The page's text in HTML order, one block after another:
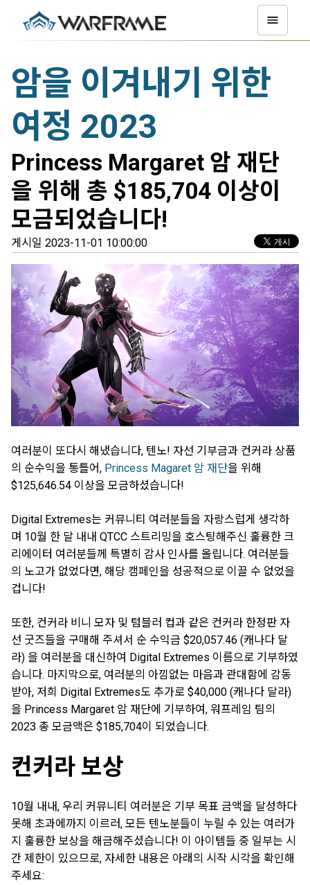
암을 이겨내기 위한
여정 2023
Princess Margaret 암 재단
을 위해 총 $185,704 이상이
모금되었습니다!
게시일 2023-11-01 10:00:00
여러분이 또다시 해냈습니다, 텐노! 자선 기부금과 컨커라 상품
의 순수익을 통틀어, Princess Magaret 암 재단을 위해
$125,646.54 이상을 모금하셨습니다!
Digital Extremes는 커뮤니티 여러분들을 자랑스럽게 생각하
며 10월 한 달 내내 QTCC 스트리밍을 호스팅해주신 훌륭한 크
리에이터 여러분들께 특별히 감사 인사를 올립니다. 여러분들
의 노고가 없었다면, 해당 캠페인을 성공적으로 이끌 수 없었을
겁니다!
또한, 컨커라 비니 모자 및 텀블러 컵과 같은 컨커라 한정판 자
선 굿즈들을 구매해 주셔서 순 수익금 $20,057.46 (캐나다 달
라) 을 여러분을 대신하여 Digital Extremes 이름으로 기부하였
습니다. 마지막으로, 여러분의 아낌없는 마음과 관대함에 감동
받아, 저희 Digital Extremes도 추가로 $40,000 (캐나다 달라)
을 Princess Margaret 암 재단에 기부하여, 워프레임 팀의
2023 총 모금액은 $185,704이 되었습니다.
컨커라 보상
10월 내내, 우리 커뮤니티 여러분은 기부 목표 금액을 달성하다
못해 초과에까지 이르러, 모든 텐노분들이 누릴 수 있는 여러가
지 훌륭한 보상을 해금해주셨습니다! 이 아이템들 중 일부는 시
간 제한이 있으므로, 자세한 내용은 아래의 시작 시각을 확인해
주세요: